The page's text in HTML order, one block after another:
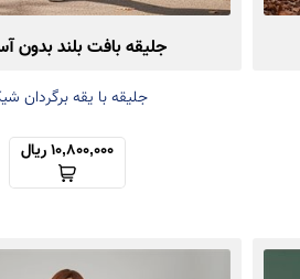
جلیقه بافت بلند بدون
جلیقه با یقه برگردان
10,800,000 ریال